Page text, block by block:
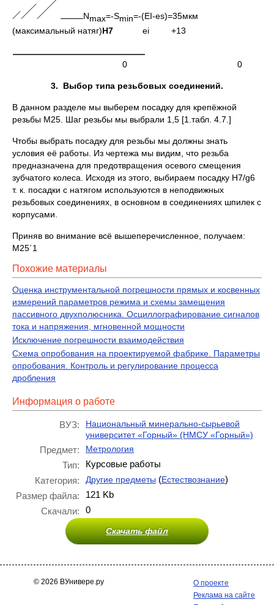
Nmax=-Smin=-(EI-es)=35мкм
(максимальный натяг)H7 ei +13
0 0
3. Выбор типа резьбовых соединений.
В данном разделе мы выберем посадку для крепёжной
резьбы М25. Шаг резьбы мы выбрали 1,5 [1.табл. 4.7.]
Чтобы выбрать посадку для резьбы мы должны знать
условия её работы. Из чертежа мы видим, что резьба
предназначена для предотвращения осевого смещения
зубчатого колеса. Исходя из этого, выбираем посадку H7/g6
т. к. посадки с натягом используются в неподвижных
резьбовых соединениях, в основном в соединениях шпилек с
корпусами.
Приняв во внимание всё вышеперечисленное, получаем:
М25´1
Похожие материалы
Оценка инструментальной погрешности прямых и косвенных
измерений параметров режима и схемы замещения
пассивного двухполюсника. Осциллографирование сигналов
тока и напряжения, мгновенной мощности
Исключение погрешности взаимодействия
Схема опробования на проектируемой фабрике. Параметры
опробования. Контроль и регулирование процесса
дробления
Информация о работе
ВУЗ:
Национальный минерально-сырьевой
университет «Горный» (НМСУ «Горный»)
Предмет: Метрология
Тип:
Курсовые работы
Категория:
Другие предметы (Естествознание)
Размер файла:
121 Kb
Скачали:
0
Скачать файл
© 2026 ВУнивере.ру
О проекте
Реклама на сайте